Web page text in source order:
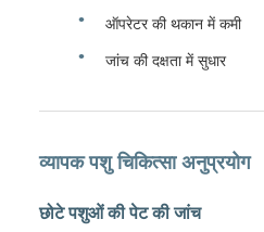
ऑपरेटर की थकान में कमी
जांच की दक्षता में सुधार
व्यापक पशु चिकित्सा अनुप्रयोग
छोटे पशुओं की पेट की जांच